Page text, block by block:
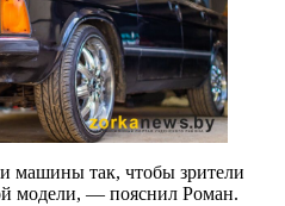
машины так, чтобы зрители
модели, — пояснил Роман.